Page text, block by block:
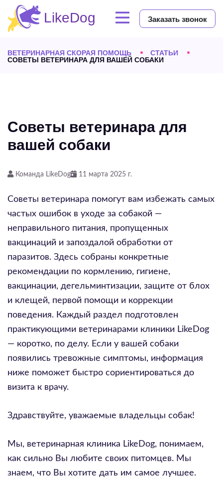
Заказать звонок
ВЕТЕРИНАРНАЯ СКОРАЯ ПОМОЩЬ
СТАТЬИ
СОВЕТЫ ВЕТЕРИНАРА ДЛЯ ВАШЕЙ СОБАКИ
Советы ветеринара для
вашей собаки
Команда LikeDog 11 марта 2025 г.
Советы ветеринара помогут вам избежать самых
частых ошибок в уходе за собакой —
неправильного питания, пропущенных
вакцинаций и запоздалой обработки от
паразитов. Здесь собраны конкретные
рекомендации по кормлению, гигиене,
вакцинации, дегельминтизации, защите от блох
и клещей, первой помощи и коррекции
поведения. Каждый раздел подготовлен
практикующими ветеринарами клиники LikeDog
— коротко, по делу. Если у вашей собаки
появились тревожные симптомы, информация
ниже поможет быстро сориентироваться до
визита к врачу.
Здравствуйте, уважаемые владельцы собак!
Мы, ветеринарная клиника LikeDog, понимаем,
как сильно Вы любите своих питомцев. Мы
знаем, что Вы хотите дать им самое лучшее.